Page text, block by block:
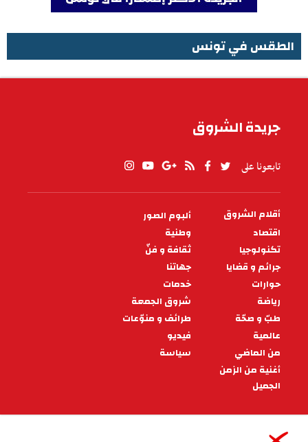
الطقس في تونس
جريدة الشروق
تابعونا على
PIED
DE
PAGE
أقلام الشروق
ألبوم الصور
اقتصاد
وطنية
تكنولوجيا
ثقافة و فنّ
جرائم و قضايا
جهاتنا
حوارات
خدمات
رياضة
شروق الجمعة
طبّ و صحّة
طرائف و منوّعات
عالمية
فيديو
من الماضي
سياسة
أغنية من الزمن
الجميل